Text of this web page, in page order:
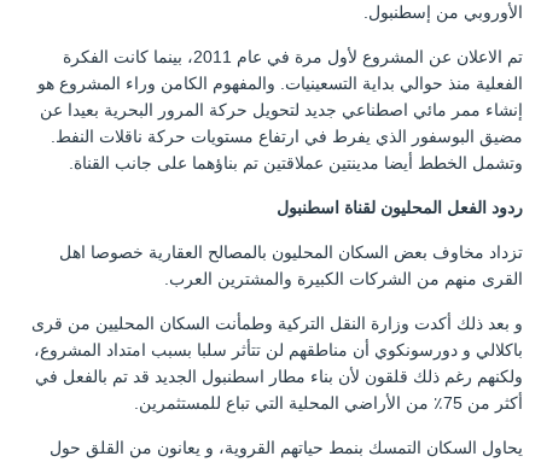
الأوروبي من إسطنبول.
تم الاعلان عن المشروع لأول مرة في عام 2011، بينما كانت الفكرة
الفعلية منذ حوالي بداية التسعينيات. والمفهوم الكامن وراء المشروع هو
إنشاء ممر مائي اصطناعي جديد لتحويل حركة المرور البحرية بعيدا عن
مضيق البوسفور الذي يفرط في ارتفاع مستويات حركة ناقلات النفط.
وتشمل الخطط أيضا مدينتين عملاقتين تم بناؤهما على جانب القناة.
ردود الفعل المحليون لقناة اسطنبول
تزداد مخاوف بعض السكان المحليون بالمصالح العقارية خصوصا اهل
القرى منهم من الشركات الكبيرة والمشترين العرب.
و بعد ذلك أكدت وزارة النقل التركية وطمأنت السكان المحليين من قرى
باكلالي و دورسونكوي أن مناطقهم لن تتأثر سلبا بسبب امتداد المشروع،
ولكنهم رغم ذلك قلقون لأن بناء مطار اسطنبول الجديد قد تم بالفعل في
أكثر من 75٪ من الأراضي المحلية التي تباع للمستثمرين.
يحاول السكان التمسك بنمط حياتهم القروية، و يعانون من القلق حول